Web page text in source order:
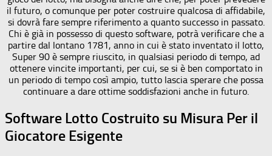
il futuro, o comunque per poter costruire qualcosa di affidabile,
si dovrà fare sempre riferimento a quanto successo in passato.
Chi è già in possesso di questo software, potrà verificare che a
partire dal lontano 1781, anno in cui è stato inventato il lotto,
Super 90 è sempre riuscito, in qualsiasi periodo di tempo, ad
ottenere vincite importanti, per cui, se si è ben comportato in
un periodo di tempo così ampio, tutto lascia sperare che possa
continuare a dare ottime soddisfazioni anche in futuro.
Software Lotto Costruito su Misura Per il
Giocatore Esigente